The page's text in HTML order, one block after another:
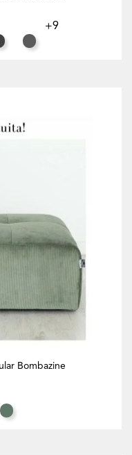
Preto Cinzento
+9
Bombazine
Eucalipto